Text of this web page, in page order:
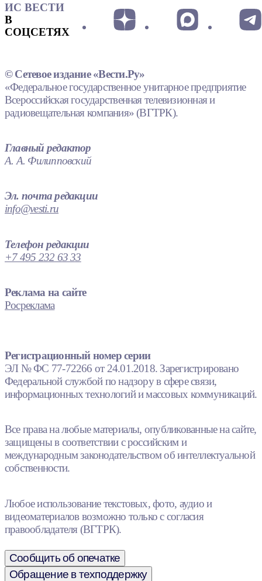
ИС ВЕСТИ
В
СОЦСЕТЯХ
© Сетевое издание «Вести.Ру»
«Федеральное государственное унитарное предприятие
Всероссийская государственная телевизионная и
радиовещательная компания» (ВГТРК).
Главный редактор
А. А. Филипповский
Эл. почта редакции
info@vesti.ru
Телефон редакции
+7 495 232 63 33
Реклама на сайте
Росреклама
Регистрационный номер серии
ЭЛ № ФС 77-72266 от 24.01.2018. Зарегистрировано
Федеральной службой по надзору в сфере связи,
информационных технологий и массовых коммуникаций.
Все права на любые материалы, опубликованные на сайте,
защищены в соответствии с российским и
международным законодательством об интеллектуальной
собственности.
Любое использование текстовых, фото, аудио и
видеоматериалов возможно только с согласия
правообладателя (ВГТРК).
Сообщить об опечатке
Обращение в техподдержку